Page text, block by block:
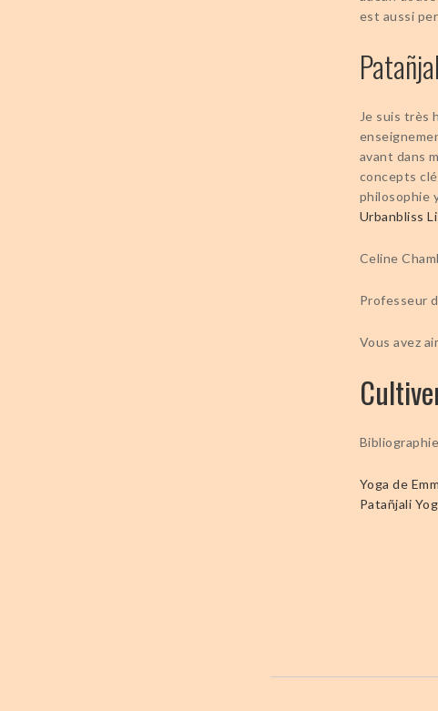
est aussi
Je suis très
avant dans
concepts
philosophie
Urbanbliss
Celine
Professeur
Vous avez
Bibliographie
Yoga de
Patañjali